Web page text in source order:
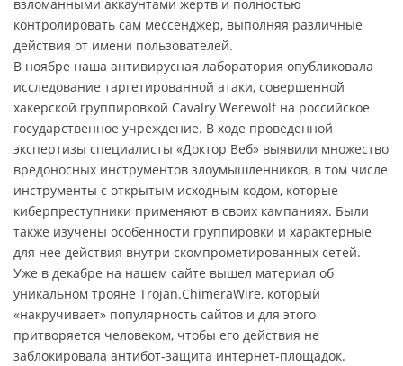
взломанными аккаунтами жертв и полностью
контролировать сам мессенджер, выполняя различные
действия от имени пользователей.
В ноябре наша антивирусная лаборатория опубликовала
исследование таргетированной атаки, совершенной
хакерской группировкой Cavalry Werewolf на российское
государственное учреждение. В ходе проведенной
экспертизы специалисты «Доктор Веб» выявили множество
вредоносных инструментов злоумышленников, в том числе
инструменты с открытым исходным кодом, которые
киберпреступники применяют в своих кампаниях. Были
также изучены особенности группировки и характерные
для нее действия внутри скомпрометированных сетей.
Уже в декабре на нашем сайте вышел материал об
уникальном трояне Trojan.ChimeraWire, который
«накручивает» популярность сайтов и для этого
притворяется человеком, чтобы его действия не
заблокировала антибот-защита интернет-площадок.